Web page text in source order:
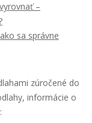
–
sa správne
zúročené do
informácie o